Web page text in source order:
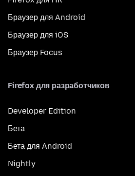
Браузер для Android
Браузер для iOS
Браузер Focus
Firefox для разработчиков
Developer Edition
Бета
Бета для Android
Nightly